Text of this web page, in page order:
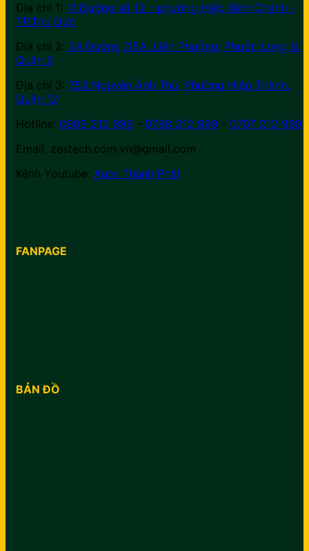
Địa chỉ 1: 11 Đường số 12 - phường Hiệp Bình Chánh -
TP.Thủ Đức
Địa chỉ 2: 24 Đường D5A, Liên Phường, Phước Long B,
Quận 9
Địa chỉ 3: 753 Nguyễn Ảnh Thủ, Phường Hiệp Thành,
Quận 12
Hotline: 0909 212 999 - 0788 212 999 - 0707 212 999
Email: zestech.com.vn@gmail.com
Kênh Youtube: Auto Thành Phát
FANPAGE
BẢN ĐỒ